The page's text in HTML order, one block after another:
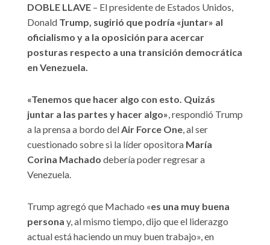
DOBLE LLAVE – El presidente de Estados Unidos,
Donald Trump, sugirió que podría «juntar» al
oficialismo y a la oposición para acercar
posturas respecto a una transición democrática
en Venezuela.
«Tenemos que hacer algo con esto. Quizás
juntar a las partes y hacer algo», respondió Trump
a la prensa a bordo delAir Force One, al ser
cuestionado sobre si la líder opositora María
Corina Machado debería poder regresar a
Venezuela.
Trump agregó que Machado «es una muy buena
persona y, al mismo tiempo, dijo que el liderazgo
actual está haciendo un muy buen trabajo», en